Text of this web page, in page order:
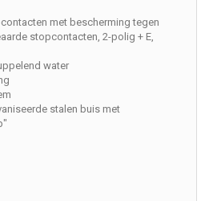
met bescherming tegen
stopcontacten, 2-polig + E,
water
stalen buis met